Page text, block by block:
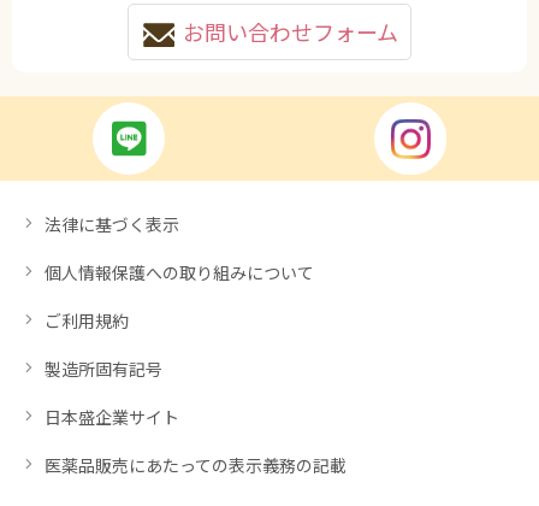
お問い合わせフォーム
法律に基づく表示
個人情報保護への取り組みについて
ご利用規約
製造所固有記号
日本盛企業サイト
医薬品販売にあたっての表示義務の記載